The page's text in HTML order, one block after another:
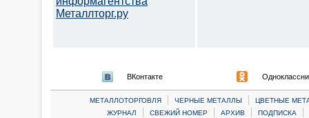
Металлторг.ру
ВКонтакте
МЕТАЛЛОТОРГОВЛЯ | ЧЕРНЫЕ МЕТАЛЛЫ |
ЦВЕТНЫЕ
ЖУРНАЛ
| СВЕЖИЙ НОМЕР | АРХИВ | ПОДПИСКА |